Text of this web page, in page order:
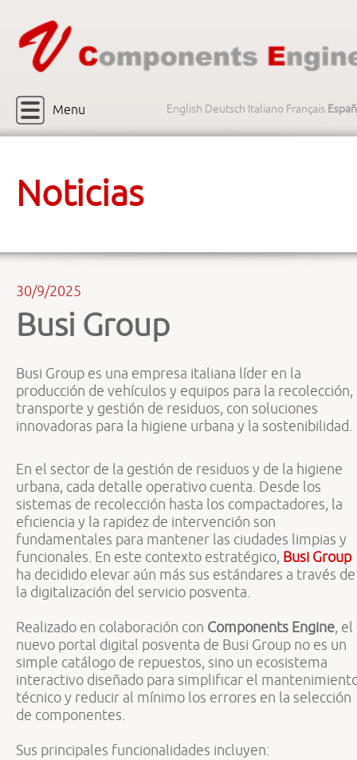
Menu English Deutsch Italiano Français
Noticias
30/9/2025
Busi Group
Busi Group es una empresa italiana líder en la
producción de vehículos y equipos para la recolección,
transporte y gestión de residuos, con soluciones
innovadoras para la higiene urbana y la sostenibilidad.
En el sector de la gestión de residuos y de la higiene
urbana, cada detalle operativo cuenta. Desde los
sistemas de recolección hasta los compactadores, la
eficiencia y la rapidez de intervención son
fundamentales para mantener las ciudades limpias y
funcionales. En este contexto estratégico, Busi Group
ha decidido elevar aún más sus estándares a través de
la digitalización del servicio posventa.
Realizado en colaboración con Components Engine, el
nuevo portal digital posventa de Busi Group no es un
simple catálogo de repuestos, sino un ecosistema
interactivo diseñado para simplificar el
técnico y reducir al mínimo los errores en la selección
de componentes.
Sus principales funcionalidades incluyen: